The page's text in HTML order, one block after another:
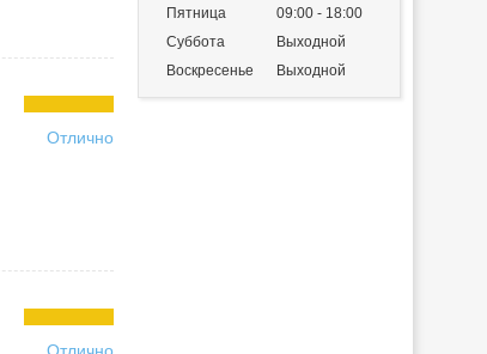
Отлично
Пятница
09:00
18:00
Суббота
Выходной
Воскресенье
Выходной